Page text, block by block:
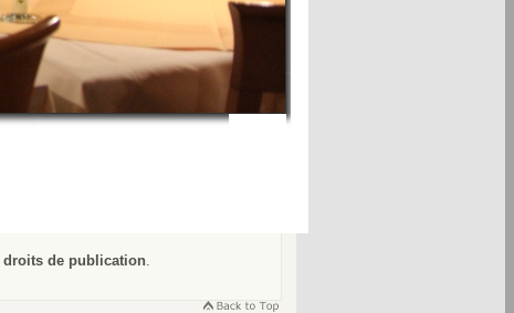
droits de publication.